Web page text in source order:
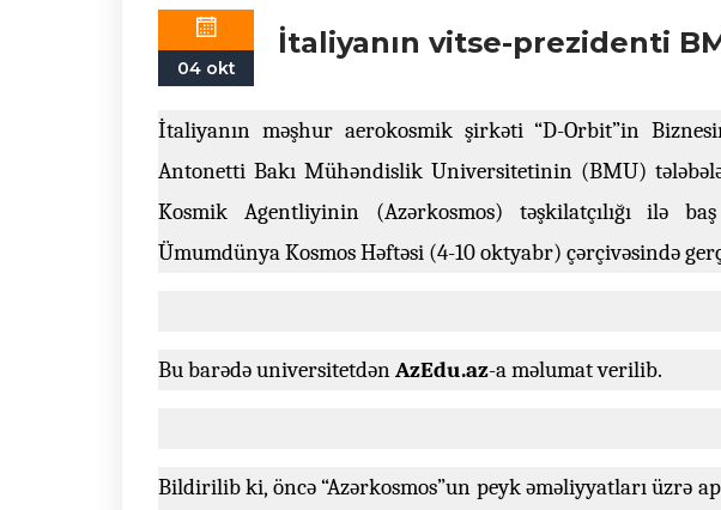
04 okt
İtaliyanın vitse-prezidenti
İtaliyanın məşhur aerokosmik şirkəti “D-Orbit”in
Antonetti Bakı Mühəndislik Universitetinin (BMU)
Kosmik Agentliyinin (Azərkosmos) təşkilatçılığı ilə
Ümumdünya Kosmos Həftəsi (4-10 oktyabr) çərçivəsində
Bu barədə universitetdənAzEdu.az-a məlumat verilib.
Bildirilib ki, öncə “Azərkosmos”un peyk əməliyyatları üzrə